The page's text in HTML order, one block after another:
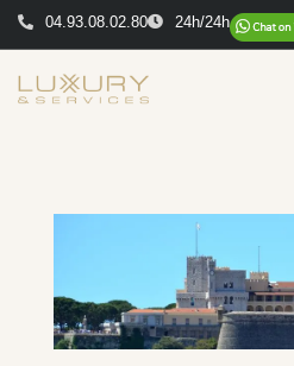
04.93.08.02.80 24h/24h